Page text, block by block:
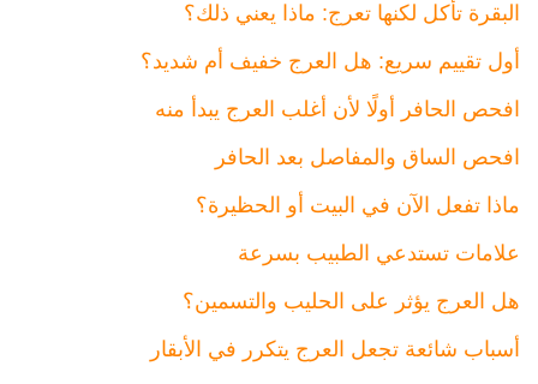
البقرة تأكل لكنها تعرج: ماذا يعني ذلك؟
أول تقييم سريع: هل العرج خفيف أم شديد؟
افحص الحافر أولًا لأن أغلب العرج يبدأ منه
افحص الساق والمفاصل بعد الحافر
ماذا تفعل الآن في البيت أو الحظيرة؟
علامات تستدعي الطبيب بسرعة
هل العرج يؤثر على الحليب والتسمين؟
أسباب شائعة تجعل العرج يتكرر في الأبقار